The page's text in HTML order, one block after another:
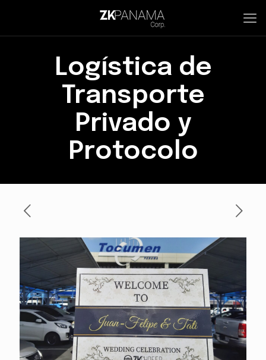
Logística de
Transporte
Privado y
Protocolo